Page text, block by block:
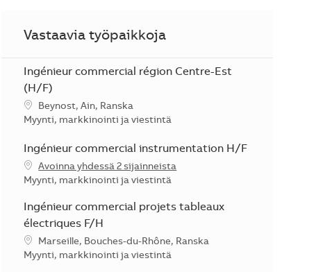
Vastaavia työpaikkoja
Ingénieur commercial région Centre-Est
(H/F)
SijaintiBeynost, Ain, Ranska
Kategoria
Myynti, markkinointi ja viestintä
Ingénieur commercial instrumentation H/F
Avoinna yhdessä 2 sijainneista
Kategoria
Myynti, markkinointi ja viestintä
Ingénieur commercial projets tableaux
électriques F/H
SijaintiMarseille, Bouches-du-Rhône, Ranska
Kategoria
Myynti, markkinointi ja viestintä